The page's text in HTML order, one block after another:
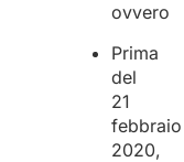
ovvero
Prima
del
21
febbraio
2020,